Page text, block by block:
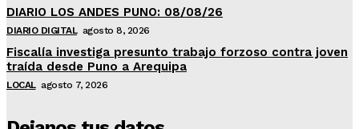
DIARIO LOS ANDES PUNO: 08/08/26
DIARIO DIGITAL agosto 8, 2026
Fiscalía investiga presunto trabajo forzoso contra joven
traída desde Puno a Arequipa
LOCAL agosto 7, 2026